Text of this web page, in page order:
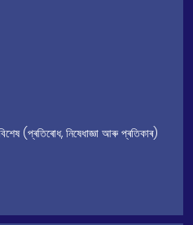
(প্ৰতিৰোধ, নিষেধাজ্ঞা আৰু প্ৰতিকাৰ)